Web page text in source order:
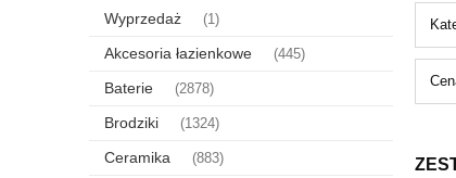
Wyprzedaż (1)
Akcesoria łazienkowe (445)
Baterie (2878)
Brodziki (1324)
Ceramika (883)